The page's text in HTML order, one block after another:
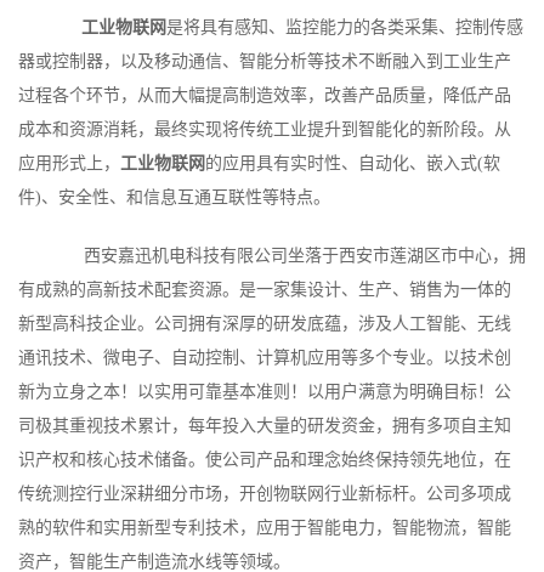
工业物联网是将具有感知、监控能力的各类采集、控制传感
器或控制器，以及移动通信、智能分析等技术不断融入到工业生产
过程各个环节，从而大幅提高制造效率，改善产品质量，降低产品
成本和资源消耗，最终实现将传统工业提升到智能化的新阶段。从
应用形式上， 工业物联网 的应用具有实时性、自动化、嵌入式(软
件)、安全性、和信息互通互联性等特点。
西安嘉迅机电科技有限公司坐落于西安市莲湖区市中心，拥
有成熟的高新技术配套资源。是一家集设计、生产、销售为一体的
新型高科技企业。公司拥有深厚的研发底蕴，涉及人工智能、无线
通讯技术、微电子、自动控制、计算机应用等多个专业。以技术创
新为立身之本！以实用可靠基本准则！以用户满意为明确目标！公
司极其重视技术累计，每年投入大量的研发资金，拥有多项自主知
识产权和核心技术储备。使公司产品和理念始终保持领先地位，在
传统测控行业深耕细分市场，开创物联网行业新标杆。公司多项成
熟的软件和实用新型专利技术，应用于智能电力，智能物流，智能
资产，智能生产制造流水线等领域。